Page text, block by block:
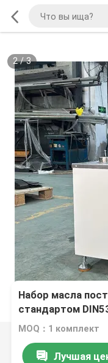
2/3
Набор масла
стандартом
температурный
MOQ：1 комплект
Лучшая